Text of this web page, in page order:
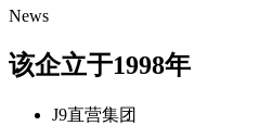
News
该企立于1998年
J9直营集团